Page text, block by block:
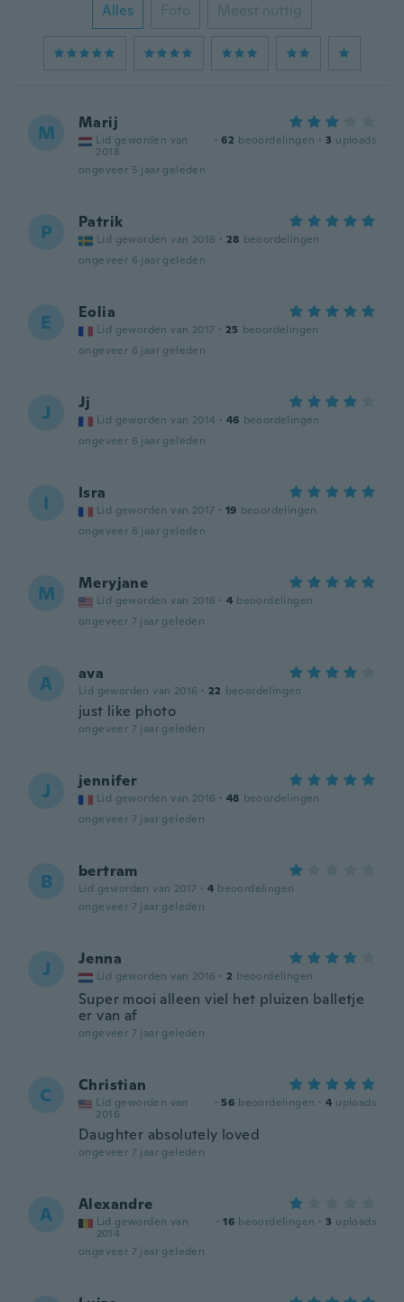
Alles Foto Meest nuttig
M Marij
Lid geworden van
2018
· 62 beoordelingen · 3 uploads
ongeveer 5 jaar geleden
P Patrik
Lid geworden van 2016 · 28 beoordelingen
ongeveer 6 jaar geleden
E Eolia
Lid geworden van 2017 · 25 beoordelingen
ongeveer 6 jaar geleden
J Jj
Lid geworden van 2014 · 46 beoordelingen
ongeveer 6 jaar geleden
I Isra
Lid geworden van 2017 · 19 beoordelingen
ongeveer 6 jaar geleden
M Meryjane
Lid geworden van 2016 · 4 beoordelingen
ongeveer 7 jaar geleden
A ava
Lid geworden van 2016 · 22 beoordelingen
just like photo
ongeveer 7 jaar geleden
J jennifer
Lid geworden van 2016 · 48 beoordelingen
ongeveer 7 jaar geleden
B bertram
Lid geworden van 2017 · 4 beoordelingen
ongeveer 7 jaar geleden
J Jenna
Lid geworden van 2016 · 2 beoordelingen
Super mooi alleen viel het pluizen balletje
er van af
ongeveer 7 jaar geleden
C Christian
Lid geworden van
2016
· 56 beoordelingen · 4 uploads
Daughter absolutely loved
ongeveer 7 jaar geleden
A Alexandre
Lid geworden van
2014
· 16 beoordelingen · 3 uploads
ongeveer 7 jaar geleden